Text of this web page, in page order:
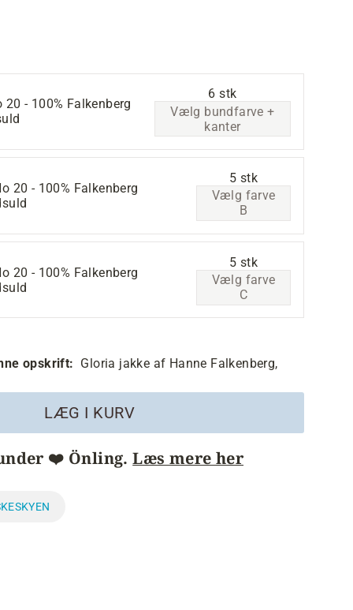
20 - 100% Falkenberg
6 stk
Vælg bundfarve +
kanter
20 - 100% Falkenberg
5 stk
Vælg farve
B
20 - 100% Falkenberg
5 stk
Vælg farve
C
opskrift: Gloria jakke af Hanne Falkenberg,
LÆG I KURV
❤️ Önling.Læs mere her